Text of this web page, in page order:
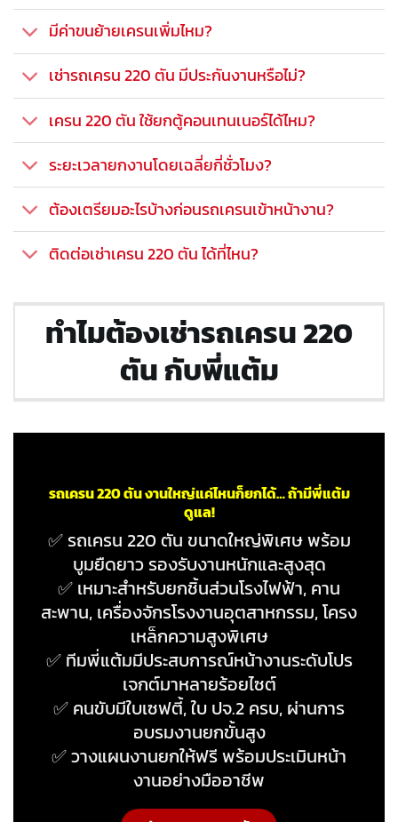
มีค่าขนย้ายเครนเพิ่มไหม?
เช่ารถเครน 220 ตัน มีประกันงานหรือไม่?
เครน 220 ตัน ใช้ยกตู้คอนเทนเนอร์ได้ไหม?
ระยะเวลายกงานโดยเฉลี่ยกี่ชั่วโมง?
ต้องเตรียมอะไรบ้างก่อนรถเครนเข้าหน้างาน?
ติดต่อเช่าเครน 220 ตัน ได้ที่ไหน?
ทำไมต้องเช่ารถเครน 220
ตัน กับพี่แต้ม
รถเครน 220 ตัน งานใหญ่แค่ไหนก็ยกได้… ถ้ามีพี่แต้ม
ดูแล!
✅ รถเครน 220 ตัน ขนาดใหญ่พิเศษ พร้อม
บูมยืดยาว รองรับงานหนักและสูงสุด
✅ เหมาะสำหรับยกชิ้นส่วนโรงไฟฟ้า, คาน
สะพาน, เครื่องจักรโรงงานอุตสาหกรรม, โครง
เหล็กความสูงพิเศษ
✅ ทีมพี่แต้มมีประสบการณ์หน้างานระดับโปร
เจกต์มาหลายร้อยไซต์
✅ คนขับมีใบเซฟตี้, ใบ ปจ.2 ครบ, ผ่านการ
อบรมงานยกขั้นสูง
✅ วางแผนงานยกให้ฟรี พร้อมประเมินหน้า
งานอย่างมืออาชีพ